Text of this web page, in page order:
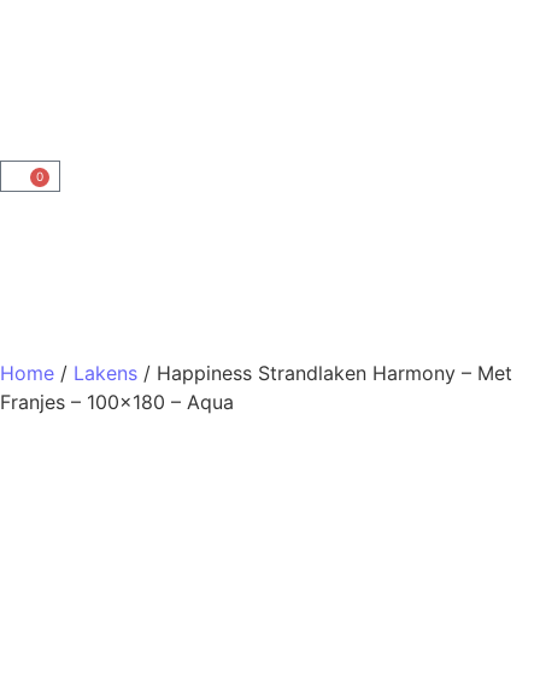
0
Home / Lakens / Happiness Strandlaken Harmony – Met
Franjes – 100×180 – Aqua